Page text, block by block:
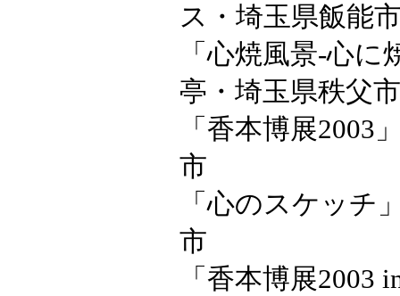
ス・埼玉県飯能
「心焼風景-心
亭・埼玉県秩父市
「香本博展2003
市
「心のスケッチ
市
「香本博展2003